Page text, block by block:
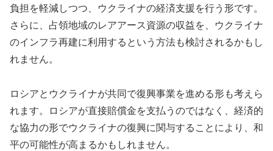
負担を軽減しつつ、ウクライナの経済支援を行う形です。
さらに、占領地域のレアアース資源の収益を、ウクライナ
のインフラ再建に利用するという方法も検討されるかもし
れません。
ロシアとウクライナが共同で復興事業を進める形も考えら
れます。ロシアが直接賠償金を支払うのではなく、経済的
な協力の形でウクライナの復興に関与することにより、和
平の可能性が高まるかもしれません。